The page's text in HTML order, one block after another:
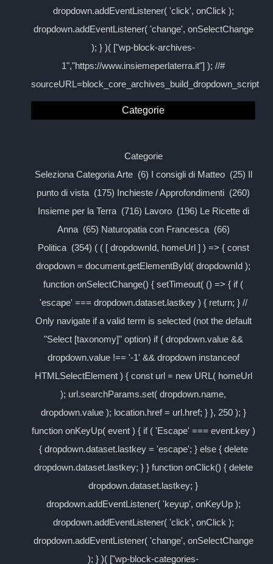
dropdown.addEventListener( 'click', onClick );
dropdown.addEventListener( 'change', onSelectChange
); } )( ["wp-block-archives-
1","https://www.insiemeperlaterra.it"] ); //#
sourceURL=block_core_archives_build_dropdown_script
Categorie
Categorie
Seleziona Categoria Arte (6) I consigli di Matteo (25) Il
punto di vista (175) Inchieste / Approfondimenti (260)
Insieme per la Terra (716) Lavoro (196) Le Ricette di
Anna (65) Naturopatia con Francesca (66)
Politica (354) ( ( [ dropdownId, homeUrl ] ) => { const
dropdown = document.getElementById( dropdownId );
function onSelectChange() { setTimeout( () => { if (
'escape' === dropdown.dataset.lastkey ) { return; } //
Only navigate if a valid term is selected (not the default
"Select [taxonomy]" option) if ( dropdown.value &&
dropdown.value !== '-1' && dropdown instanceof
HTMLSelectElement ) { const url = new URL( homeUrl
); url.searchParams.set( dropdown.name,
dropdown.value ); location.href = url.href; } }, 250 ); }
function onKeyUp( event ) { if ( 'Escape' === event.key )
{ dropdown.dataset.lastkey = 'escape'; } else { delete
dropdown.dataset.lastkey; } } function onClick() { delete
dropdown.dataset.lastkey; }
dropdown.addEventListener( 'keyup', onKeyUp );
dropdown.addEventListener( 'click', onClick );
dropdown.addEventListener( 'change', onSelectChange
); } )( ["wp-block-categories-